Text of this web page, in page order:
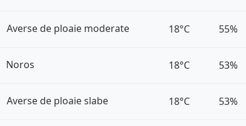
Averse de ploaie moderate 18°C 55%
Noros 18°C 53%
Averse de ploaie slabe 18°C 53%